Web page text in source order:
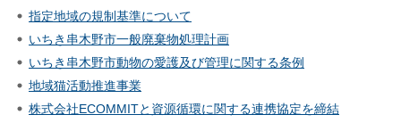
指定地域の規制基準について
いちき串木野市一般廃棄物処理計画
いちき串木野市動物の愛護及び管理に関する条例
地域猫活動推進事業
株式会社ECOMMITと資源循環に関する連携協定を締結